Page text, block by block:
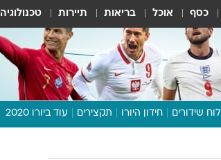
כסף אוכל בריאות תיירות טכנולוגיה
לוח שידורים חידון היורו תקצירים עוד ביורו 2020